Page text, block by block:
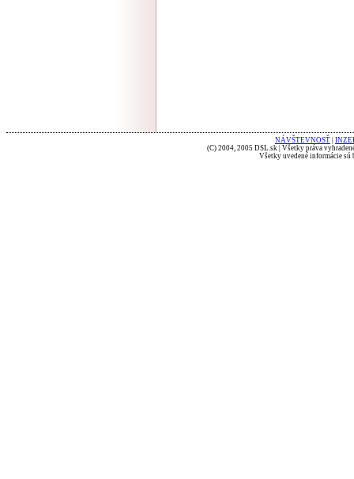
NÁVŠTEVNOSŤ
(C) 2004, 2005 DSL.sk | Všetky práva
Všetky uvedené informácie sú